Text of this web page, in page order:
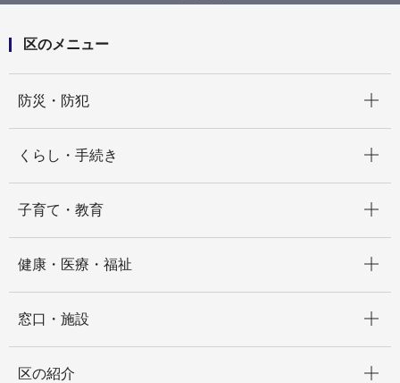
区のメニュー
防災・防犯
くらし・手続き
子育て・教育
健康・医療・福祉
窓口・施設
区の紹介